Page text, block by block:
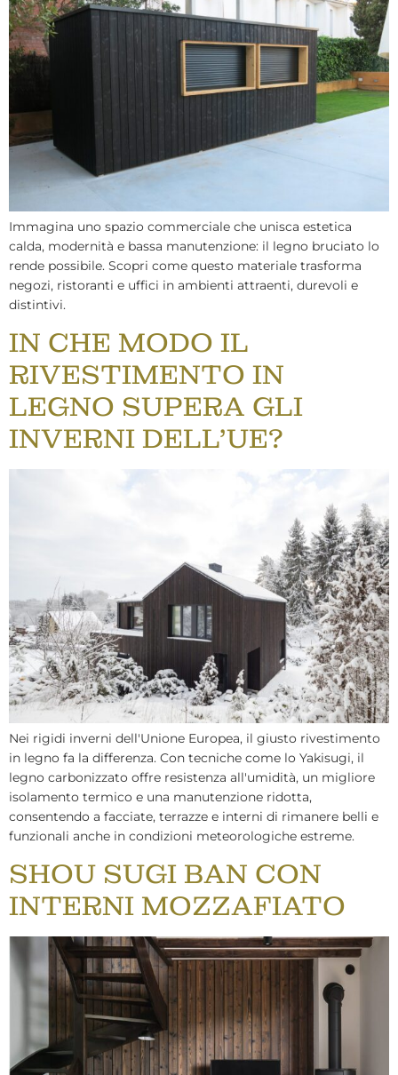
Immagina uno spazio commerciale che unisca estetica
calda, modernità e bassa manutenzione: il legno bruciato lo
rende possibile. Scopri come questo materiale trasforma
negozi, ristoranti e uffici in ambienti attraenti, durevoli e
distintivi.
IN CHE MODO IL
RIVESTIMENTO IN
LEGNO SUPERA GLI
INVERNI DELL'UE?
Nei rigidi inverni dell'Unione Europea, il giusto rivestimento
in legno fa la differenza. Con tecniche come lo Yakisugi, il
legno carbonizzato offre resistenza all'umidità, un migliore
isolamento termico e una manutenzione ridotta,
consentendo a facciate, terrazze e interni di rimanere belli e
funzionali anche in condizioni meteorologiche estreme.
SHOU SUGI BAN CON
INTERNI MOZZAFIATO